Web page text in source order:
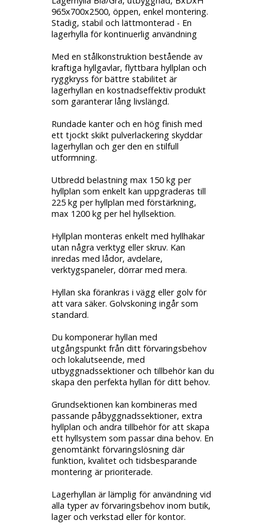
965x700x2500, öppen, enkel montering.
Stadig, stabil och lättmonterad - En
lagerhylla för kontinuerlig användning
Med en stålkonstruktion bestående av
kraftiga hyllgavlar, flyttbara hyllplan och
ryggkryss för bättre stabilitet är
lagerhyllan en kostnadseffektiv produkt
som garanterar lång livslängd.
Rundade kanter och en hög finish med
ett tjockt skikt pulverlackering skyddar
lagerhyllan och ger den en stilfull
utformning.
Utbredd belastning max 150 kg per
hyllplan som enkelt kan uppgraderas till
225 kg per hyllplan med förstärkning,
max 1200 kg per hel hyllsektion.
Hyllplan monteras enkelt med hyllhakar
utan några verktyg eller skruv. Kan
inredas med lådor, avdelare,
verktygspaneler, dörrar med mera.
Hyllan ska förankras i vägg eller golv för
att vara säker. Golvskoning ingår som
standard.
Du komponerar hyllan med
utgångspunkt från ditt förvaringsbehov
och lokalutseende, med
utbyggnadssektioner och tillbehör kan du
skapa den perfekta hyllan för ditt behov.
Grundsektionen kan kombineras med
passande påbyggnadssektioner, extra
hyllplan och andra tillbehör för att skapa
ett hyllsystem som passar dina behov. En
genomtänkt förvaringslösning där
funktion, kvalitet och tidsbesparande
montering är prioriterade.
Lagerhyllan är lämplig för användning vid
alla typer av förvaringsbehov inom butik,
lager och verkstad eller för kontor.